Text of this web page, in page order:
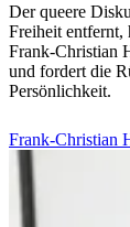
Der queere
Freiheit entfernt,
Frank-Christian
und fordert die
Persönlichkeit.
Frank-Christian